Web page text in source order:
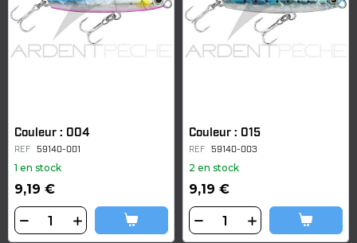
Couleur : 004
REF 59140-001
1 en stock
9,19 €
Couleur : 015
REF 59140-003
2 en stock
9,19 €